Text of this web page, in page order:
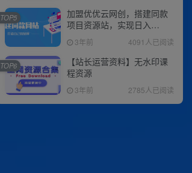
加盟优优云网创，搭建同款
项目资源站，实现日入
2000+
3年前 4091人已阅读
TOP5
【站长运营资料】无水印课
程资源
3年前 2785人已阅读
TOP6